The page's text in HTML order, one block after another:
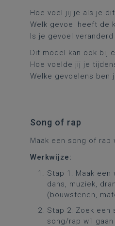
Hoe voel jij je als je
Welk gevoel heeft de
Is je gevoel
Dit model kan ook bij
Hoe voelde jij je
Welke gevoelens ben
Song of rap
Maak een song of
Werkwijze:
Stap 1: Maak
dans, muziek,
(bouwstenen,
Stap 2: Zoek een
song/rap wil